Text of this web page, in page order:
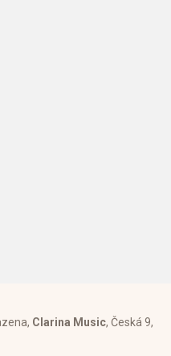
Clarina Music, Česká 9,